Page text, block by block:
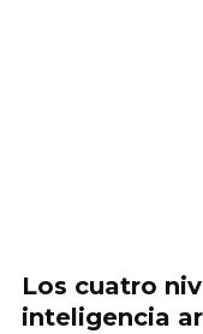
Los cuatro
inteligencia